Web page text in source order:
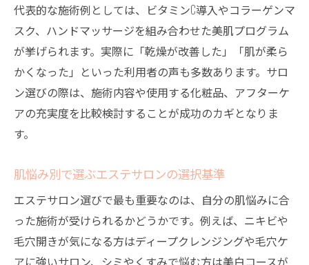
代表的な施術例としては、ビタミンC導入やコラーゲンマ
スク、ハンドマッサージを組み合わせた美肌プログラム
が挙げられます。実際に「乾燥が改善した」「肌が柔ら
かくなった」といった利用者の声も多数あります。サロ
ン選びの際は、施術内容や使用する化粧品、アフターケ
アの充実度を比較検討することが成功のカギとなりま
す。
肌悩み別で選ぶエステサロンの選択基準
エステサロン選びで最も重要なのは、自分の肌悩みに合
った施術が受けられるかどうかです。例えば、ニキビや
毛穴開きが気になる方はディープクレンジングや毛穴ケ
アに強いサロン、シミやくすみで悩む方は美白コースが